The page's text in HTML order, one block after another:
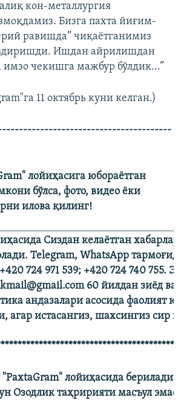
кон-металлургия
Бизга пахта йиғим-
равишда” чиқаётганимиз
Ишдан айрилишдан
имзо чекишга мажбур бўлдик...”
11 октябрь куни келган.)
лойиҳасига юбораётган
бўлса, фото, видео ёки
илова қилинг!​
Сиздан келаётган
Telegram, WhatsApp
724 971 539; +420 724 740 755.
60 йилдан зиёд
андазалари асосида фаолият
агар истасангиз, шахсингиз сир
лойиҳасида
Озодлик таҳририяти масъул эмас!